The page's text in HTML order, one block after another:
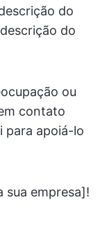
do
do
ou
contato
para apoiá-lo
sua empresa]!